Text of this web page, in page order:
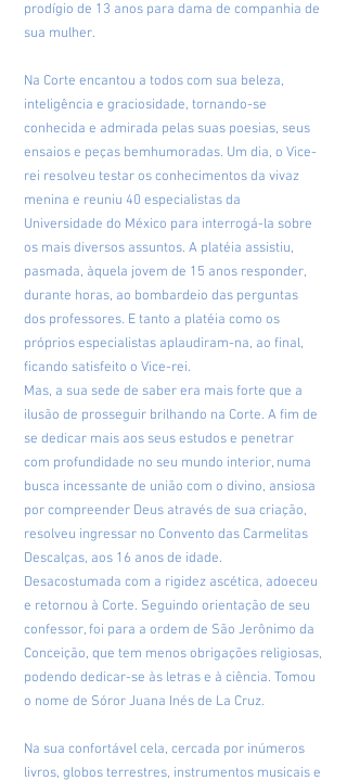
prodígio de 13 anos para dama de companhia de
sua mulher.
Na Corte encantou a todos com sua beleza,
inteligência e graciosidade, tornando-se
conhecida e admirada pelas suas poesias, seus
ensaios e peças bemhumoradas. Um dia, o Vice-
rei resolveu testar os conhecimentos da vivaz
menina e reuniu 40 especialistas da
Universidade do México para interrogá-la sobre
os mais diversos assuntos. A platéia assistiu,
pasmada, àquela jovem de 15 anos responder,
durante horas, ao bombardeio das perguntas
dos professores. E tanto a platéia como os
próprios especialistas aplaudiram-na, ao final,
ficando satisfeito o Vice-rei.
Mas, a sua sede de saber era mais forte que a
ilusão de prosseguir brilhando na Corte. A fim de
se dedicar mais aos seus estudos e penetrar
com profundidade no seu mundo interior, numa
busca incessante de união com o divino, ansiosa
por compreender Deus através de sua criação,
resolveu ingressar no Convento das Carmelitas
Descalças, aos 16 anos de idade.
Desacostumada com a rigidez ascética, adoeceu
e retornou à Corte. Seguindo orientação de seu
confessor, foi para a ordem de São Jerônimo da
Conceição, que tem menos obrigações religiosas,
podendo dedicar-se às letras e à ciência. Tomou
o nome de Sóror Juana Inés de La Cruz.
Na sua confortável cela, cercada por inúmeros
livros, globos terrestres, instrumentos musicais e